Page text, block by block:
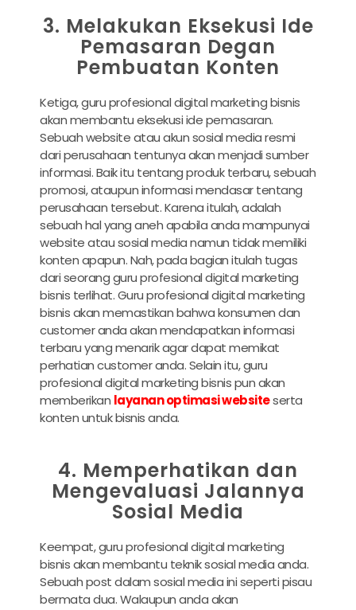
3. Melakukan Eksekusi Ide
Pemasaran Degan
Pembuatan Konten
Ketiga, guru profesional digital marketing bisnis
akan membantu eksekusi ide pemasaran.
Sebuah website atau akun sosial media resmi
dari perusahaan tentunya akan menjadi sumber
informasi. Baik itu tentang produk terbaru, sebuah
promosi, ataupun informasi mendasar tentang
perusahaan tersebut. Karena itulah, adalah
sebuah hal yang aneh apabila anda mampunyai
website atau sosial media namun tidak memiliki
konten apapun. Nah, pada bagian itulah tugas
dari seorang guru profesional digital marketing
bisnis terlihat. Guru profesional digital marketing
bisnis akan memastikan bahwa konsumen dan
customer anda akan mendapatkan informasi
terbaru yang menarik agar dapat memikat
perhatian customer anda. Selain itu, guru
profesional digital marketing bisnis pun akan
memberikan layanan optimasi websiteserta
konten untuk bisnis anda.
4. Memperhatikan dan
Mengevaluasi Jalannya
Sosial Media
Keempat, guru profesional digital marketing
bisnis akan membantu teknik sosial media anda.
Sebuah post dalam sosial media ini seperti pisau
bermata dua. Walaupun anda akan